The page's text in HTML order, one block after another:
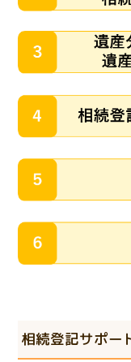
相続登記サポー